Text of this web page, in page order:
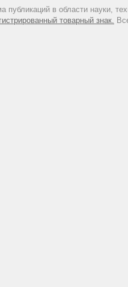
в области науки,
товарный знак.